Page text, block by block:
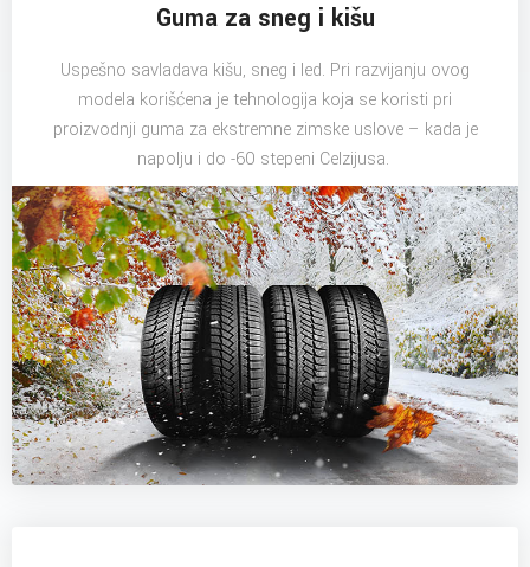
Guma za sneg i kišu
Uspešno savladava kišu, sneg i led. Pri razvijanju ovog
modela korišćena je tehnologija koja se koristi pri
proizvodnji guma za ekstremne zimske uslove – kada je
napolju i do -60 stepeni Celzijusa.